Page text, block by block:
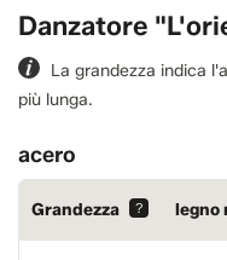
Danzatore
La grandezza indica
più lunga.
acero
Grandezza ? legno